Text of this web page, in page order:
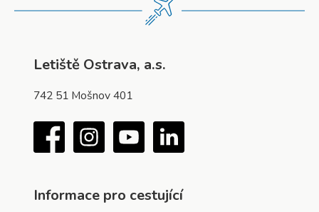
Letiště Ostrava, a.s.
742 51 Mošnov 401
Facebook Instagram YouTube
Informace pro cestující